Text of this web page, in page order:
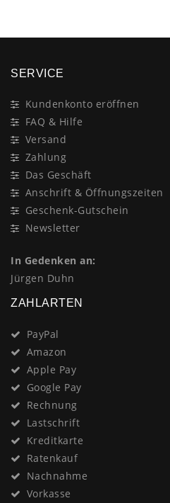
SERVICE
Kundenkonto eröffnen
FAQ & Hilfe
Versand
Zahlung
Das Geschäft
Anschrift & Öffnungszeiten
Geschenk-Gutschein
Newsletter
In Gedenken an:
Jürgen Duhn
ZAHLARTEN
PayPal
Amazon
Apple Pay
Google Pay
Rechnung
Lastschrift
Kreditkarte
Ratenkauf
Nachnahme
Vorkasse